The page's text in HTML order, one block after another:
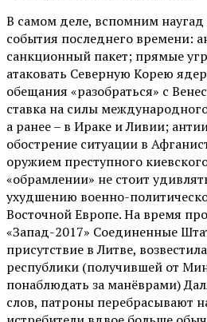
В самом деле, вспомним
события последнего времени:
санкционный пакет; прямые
атаковать Северную Корею
обещания «разобраться» с
ставка на силы
а ранее – в Ираке и Ливии;
обострение ситуации в
оружием преступного
«обрамлении» не стоит
ухудшению военно-
Восточной Европе. На время
«Запад-2017» Соединенные
присутствие в Литве,
республики (получившей от
понаблюдать за манёврами)
слов, патроны перебрасывают